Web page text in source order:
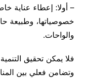
– أولا: إعطاء عناية
خصوصياتها، وطبيعة
والواحات.
فلا يمكن تحقيق
وتضامن فعلي بين